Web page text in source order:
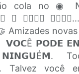
cola no ◉
𝗢 𝗣𝗔𝗣𝗢
Amizades
𝗩𝗢𝗖Ê 𝗣𝗢𝗗𝗘
Talvez você